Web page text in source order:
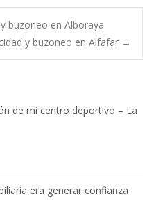
buzoneo en Alboraya
y buzoneo en Alfafar →
de mi centro deportivo – La
era generar confianza